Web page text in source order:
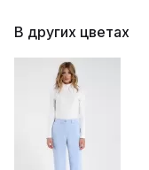
В других цветах